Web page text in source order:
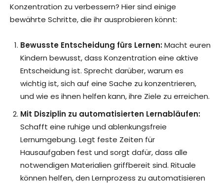
Konzentration zu verbessern? Hier sind einige
bewährte Schritte, die ihr ausprobieren könnt:
Bewusste Entscheidung fürs Lernen:Macht euren
Kindern bewusst, dass Konzentration eine aktive
Entscheidung ist. Sprecht darüber, warum es
wichtig ist, sich auf eine Sache zu konzentrieren,
und wie es ihnen helfen kann, ihre Ziele zu erreichen.
Mit Disziplin zu automatisierten Lernabläufen:
Schafft eine ruhige und ablenkungsfreie
Lernumgebung. Legt feste Zeiten für
Hausaufgaben fest und sorgt dafür, dass alle
notwendigen Materialien griffbereit sind. Rituale
können helfen, den Lernprozess zu automatisieren